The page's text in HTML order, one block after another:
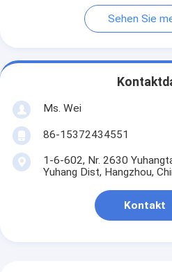
Sehen Sie
Ms. Wei
86-15372434551
1-6-602, Nr. 2630
Yuhang Dist, Hangzhou,
Kontakt